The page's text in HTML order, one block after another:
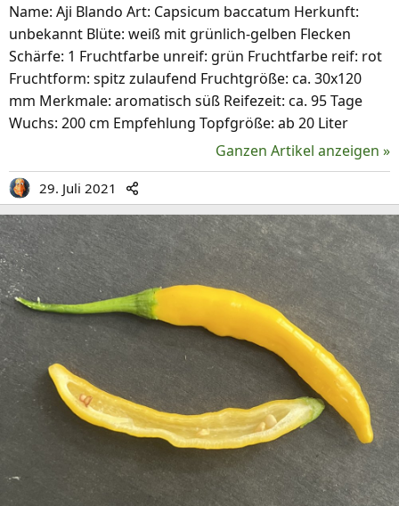
Name: Aji Blando Art: Capsicum baccatum Herkunft:
unbekannt Blüte: weiß mit grünlich-gelben Flecken
Schärfe: 1 Fruchtfarbe unreif: grün Fruchtfarbe reif: rot
Fruchtform: spitz zulaufend Fruchtgröße: ca. 30x120
mm Merkmale: aromatisch süß Reifezeit: ca. 95 Tage
Wuchs: 200 cm Empfehlung Topfgröße: ab 20 Liter
Ganzen Artikel anzeigen »
29. Juli 2021